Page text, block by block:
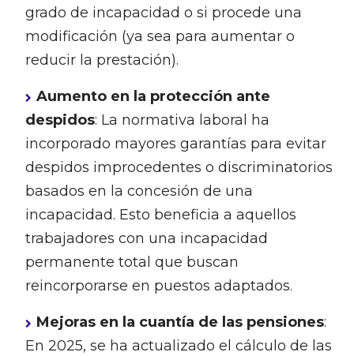
grado de incapacidad o si procede una
modificación (ya sea para aumentar o
reducir la prestación).
Aumento en la protección ante
despidos: La normativa laboral ha
incorporado mayores garantías para evitar
despidos improcedentes o discriminatorios
basados en la concesión de una
incapacidad. Esto beneficia a aquellos
trabajadores con una incapacidad
permanente total que buscan
reincorporarse en puestos adaptados.
Mejoras en la cuantía de las pensiones:
En 2025, se ha actualizado el cálculo de las